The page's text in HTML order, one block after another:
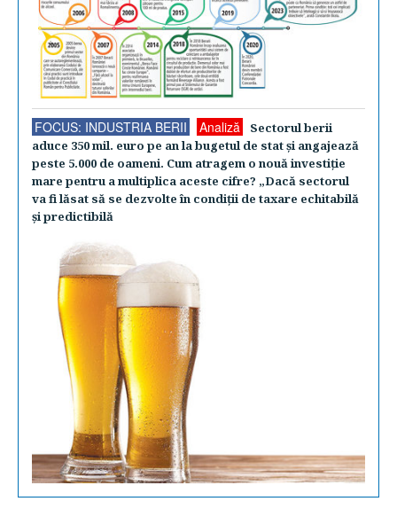
FOCUS: INDUSTRIA BERII Analiză
Sectorul berii
aduce 350 mil. euro pe an la bugetul de stat şi angajează
peste 5.000 de oameni. Cum atragem o nouă investiţie
mare pentru a multiplica aceste cifre? „Dacă sectorul
va fi lăsat să se dezvolte în condiţii de taxare echitabilă
şi predictibilă